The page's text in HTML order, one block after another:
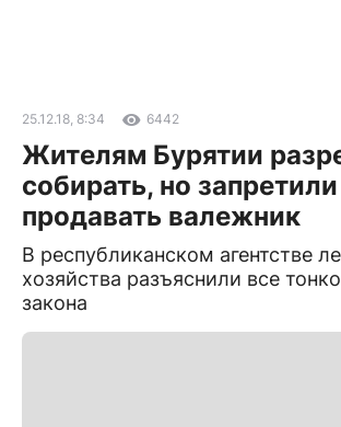
25.12.18, 8:34 6442
Жителям Бурятии
собирать, но запретили
продавать валежник
В республиканском агентстве
хозяйства разъяснили все
закона